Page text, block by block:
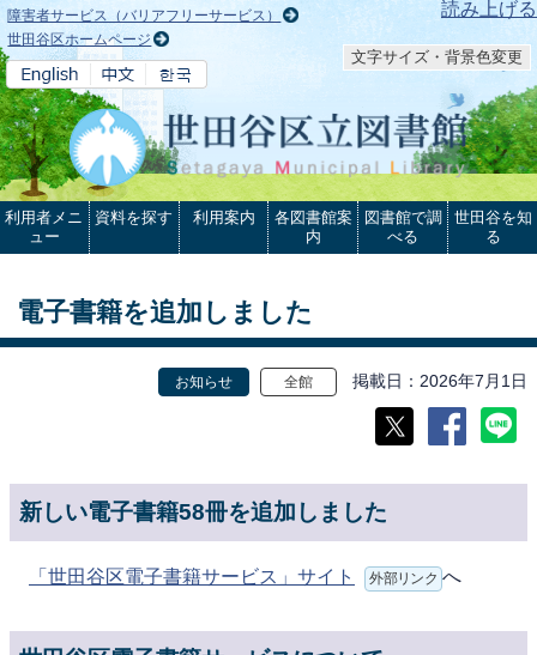
本文へ 読み上げる
障害者サービス（バリアフリーサービス）
世田谷区ホームページ
文字サイズ・背景色変更
利用者メニ
ュー
資料を探す 利用案内
各図書館案
内
図書館で調
べる
世田谷を知
る
電子書籍を追加しました
お知らせ 全館 掲載日 2026年7月1日
新しい電子書籍58冊を追加しました
「世田谷区電子書籍サービス」サイト 外部リンク へ